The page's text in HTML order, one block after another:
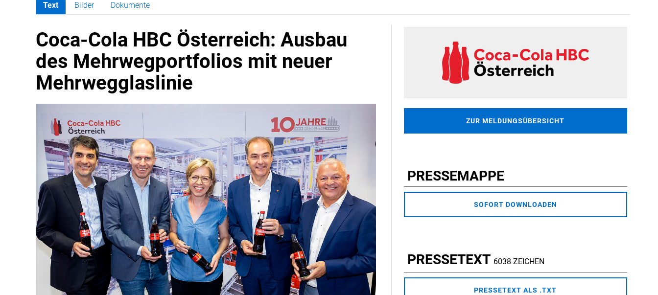
Text Bilder Dokumente
Coca-Cola HBC Österreich: Ausbau
des Mehrwegportfolios mit neuer
Mehrwegglaslinie
ZUR MELDUNGSÜBERSICHT
PRESSEMAPPE
SOFORT DOWNLOADEN
PRESSETEXT 6038 ZEICHEN
PRESSETEXT ALS .TXT